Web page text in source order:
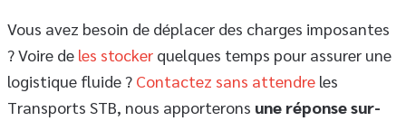
Vous avez besoin de déplacer des charges imposantes
? Voire de les stocker quelques temps pour assurer une
logistique fluide ? Contactez sans attendre les
Transports STB, nous apporterons une réponse sur-